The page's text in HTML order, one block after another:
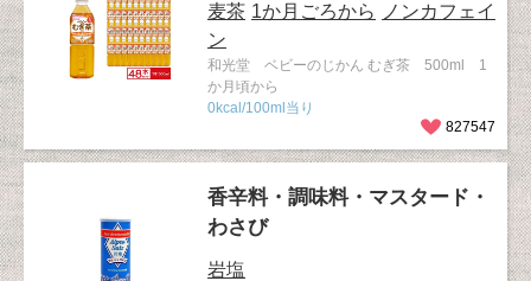
麦茶 1か月ごろから
ノンカフェイ
ン
和光堂 ベビーのじかん むぎ茶 500ml 1
か月頃から
0kcal/100ml当り
827547
香辛料・調味料・マスタード・
わさび
岩塩